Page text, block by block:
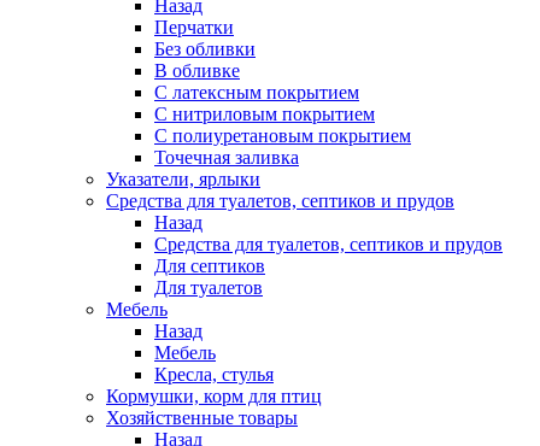
Назад
Перчатки
Без обливки
В обливке
С латексным покрытием
С нитриловым покрытием
С полиуретановым покрытием
Точечная заливка
Указатели, ярлыки
Средства для туалетов, септиков и прудов
Назад
Средства для туалетов, септиков и прудов
Для септиков
Для туалетов
Мебель
Назад
Мебель
Кресла, стулья
Кормушки, корм для птиц
Хозяйственные товары
Назад